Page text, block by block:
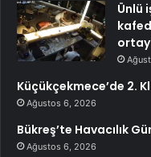
Ünlü
Küçükçekmece’de 2.
Ağustos 6, 2026
Bükreş’te Havacılık
Ağustos 6, 2026